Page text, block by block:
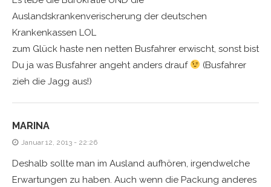
Auslandskrankenverischerung der deutschen
Krankenkassen LOL
zum Glück haste nen netten Busfahrer erwischt, sonst bist
Du ja was Busfahrer angeht anders drauf
(Busfahrer
zieh die Jagg aus!)
MARINA
Januar 12, 2013 - 22:26
Deshalb sollte man im Ausland aufhören, irgendwelche
Erwartungen zu haben. Auch wenn die Packung anderes